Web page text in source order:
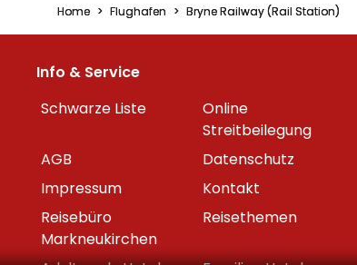
Home Flughafen Bryne Railway (Rail Station)
Info & Service
Schwarze Liste
Online
Streitbeilegung
AGB
Datenschutz
Impressum
Kontakt
Reisebüro
Markneukirchen
Reisethemen